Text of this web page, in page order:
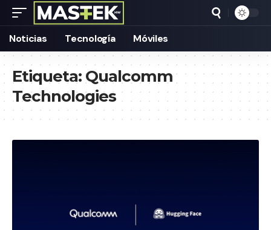
Noticias Tecnología Móviles
Etiqueta:Qualcomm
Technologies